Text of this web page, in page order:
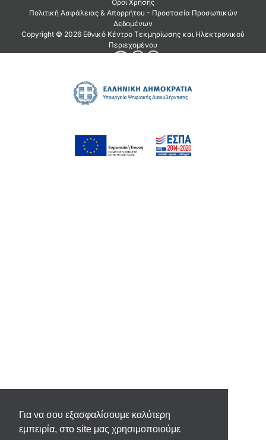
Για να σου εξασφαλίσουμε καλύτερη
εμπειρία, στο site μας χρησιμοποιούμε